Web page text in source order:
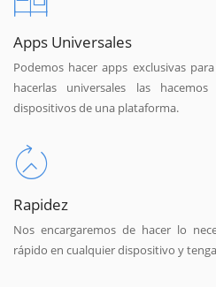
Apps Universales
Podemos hacer apps exclusivas
hacerlas universales las
dispositivos de una plataforma.
Rapidez
Nos encargaremos de hacer lo
rápido en cualquier dispositivo y